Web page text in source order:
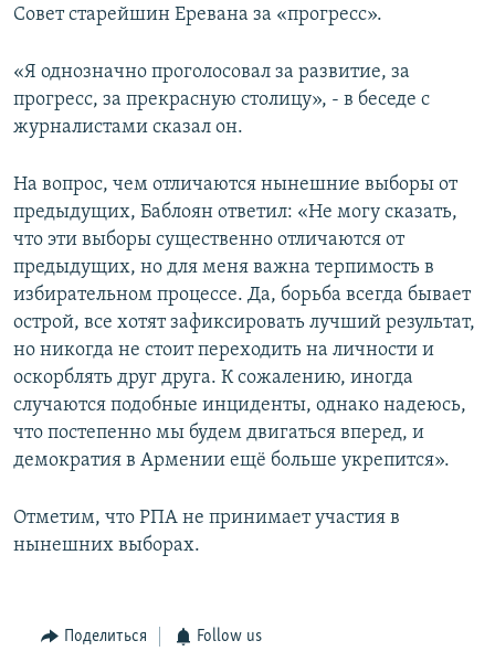
Совет старейшин Еревана за «прогресс».
«Я однозначно проголосовал за развитие, за
прогресс, за прекрасную столицу», - в беседе с
журналистами сказал он.
На вопрос, чем отличаются нынешние выборы от
предыдущих, Баблоян ответил: «Не могу сказать,
что эти выборы существенно отличаются от
предыдущих, но для меня важна терпимость в
избирательном процессе. Да, борьба всегда бывает
острой, все хотят зафиксировать лучший результат,
но никогда не стоит переходить на личности и
оскорблять друг друга. К сожалению, иногда
случаются подобные инциденты, однако надеюсь,
что постепенно мы будем двигаться вперед, и
демократия в Армении ещё больше укрепится».
Отметим, что РПА не принимает участия в
нынешних выборах.
Поделиться Follow us